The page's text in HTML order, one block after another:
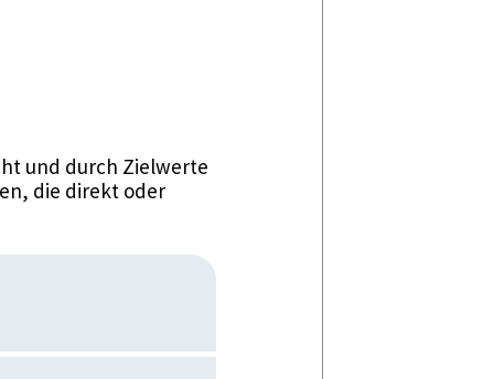
und durch Zielwerte
die direkt oder